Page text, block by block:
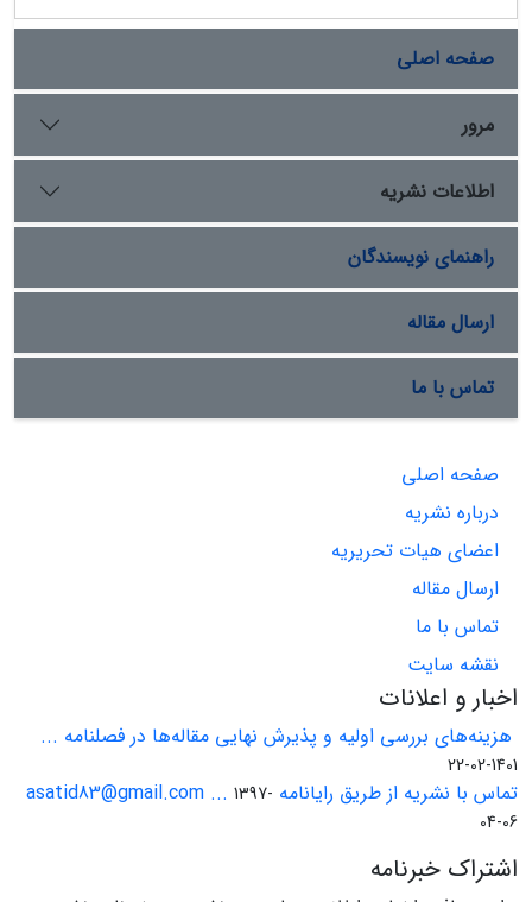
صفحه اصلی
مرور
اطلاعات نشریه
راهنمای نویسندگان
ارسال مقاله
تماس با ما
صفحه اصلی
درباره نشریه
اعضای هیات تحریریه
ارسال مقاله
تماس با ما
نقشه سایت
اخبار و اعلانات
هزینه‌های بررسی اولیه و پذیرش نهایی مقاله‌ها در فصلنامه ...
1401-02-22
تماس با نشریه از طریق رایانامه asatid83@gmail.com ... 1397-
04-06
اشتراک خبرنامه